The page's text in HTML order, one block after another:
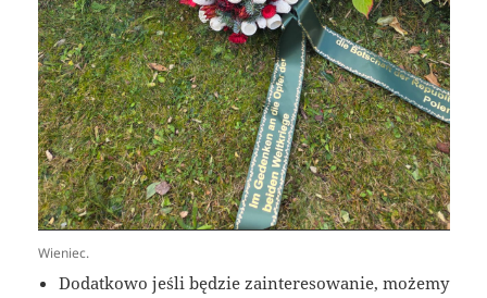
Wieniec.
Dodatkowo jeśli będzie zainteresowanie, możemy